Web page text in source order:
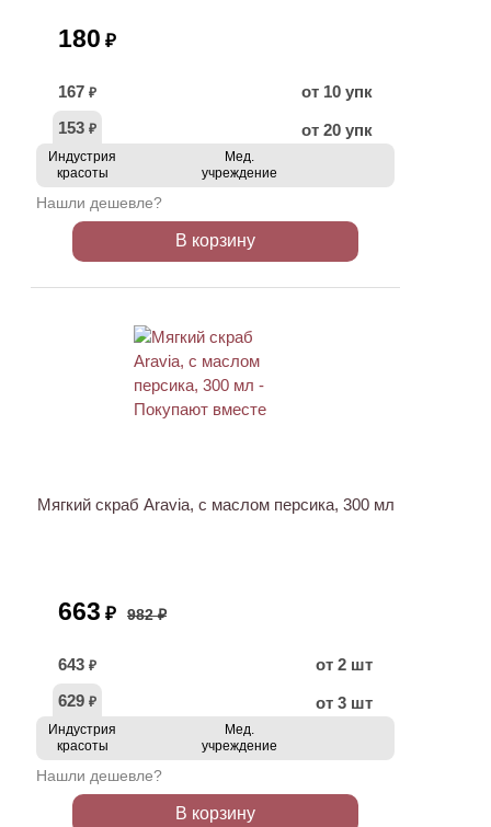
180 ₽
167 ₽
от 10 упк
153 ₽ от 20 упк
Индустрия
красоты
Мед.
учреждение
Нашли дешевле?
В корзину
Мягкий скраб Aravia, с маслом персика, 300 мл
663 ₽ 982 ₽
643 ₽
от 2 шт
629 ₽ от 3 шт
Индустрия
красоты
Мед.
учреждение
Нашли дешевле?
В корзину